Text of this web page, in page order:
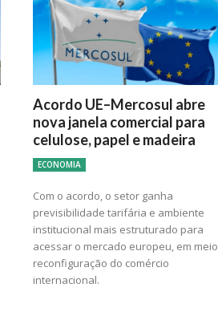
Acordo UE–Mercosul abre
nova janela comercial para
celulose, papel e madeira
ECONOMIA
Com o acordo, o setor ganha
previsibilidade tarifária e ambiente
institucional mais estruturado para
acessar o mercado europeu, em
reconfiguração do comércio
internacional.